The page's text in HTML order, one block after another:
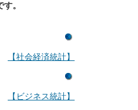
。
【社会経済統計】
【ビジネス統計】